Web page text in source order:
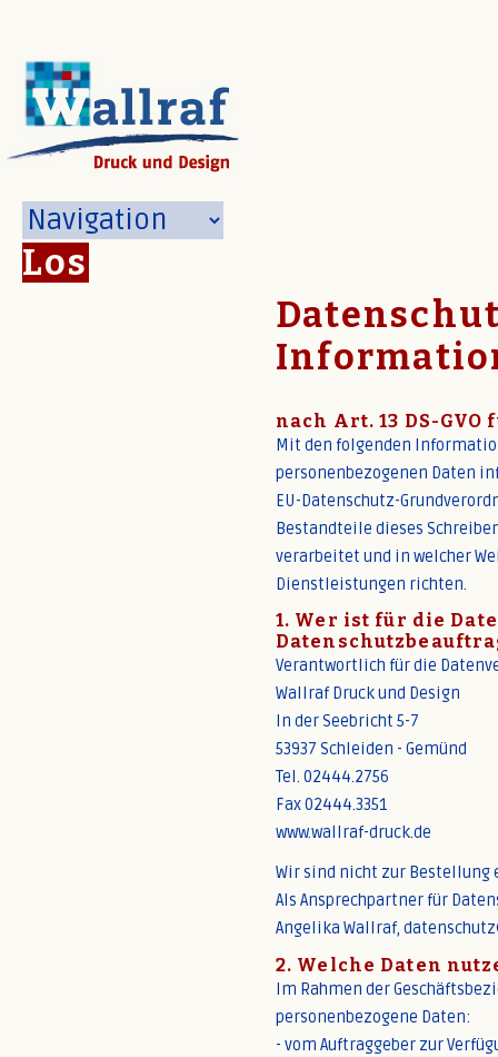
Los
nach Art. 13 DS-
Mit den folgenden
personenbezogenen Daten
EU-Datenschutz-
Bestandteile dieses
verarbeitet und in welcher
Dienstleistungen richten.
1. Wer ist für die
Verantwortlich für die
Wallraf Druck und Design
In der Seebricht 5-7
53937 Schleiden - Gemünd
Tel. 02444.2756
Fax 02444.3351
www.wallraf-druck.de
Wir sind nicht zur
Als Ansprechpartner für
Angelika Wallraf,
2. Welche Daten
Im Rahmen der
personenbezogene Daten:
- vom Auftraggeber zur